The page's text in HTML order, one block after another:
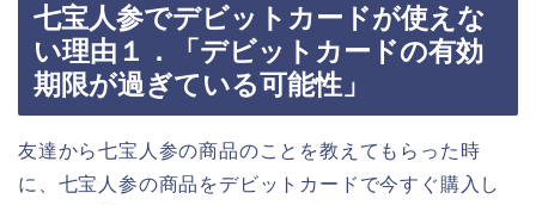
七宝人参でデビットカードが使えな
い理由１．「デビットカードの有効
期限が過ぎている可能性」
友達から七宝人参の商品のことを教えてもらった時
に、七宝人参の商品をデビットカードで今すぐ購入し